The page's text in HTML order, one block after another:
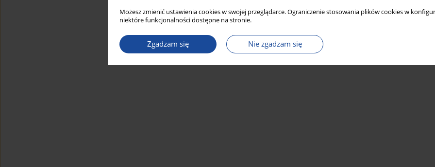
Możesz zmienić ustawienia cookies w swojej przeglądarce. Ograniczenie stosowania plików cookies w
niektóre funkcjonalności dostępne na stronie.
Zgadzam się Nie zgadzam się